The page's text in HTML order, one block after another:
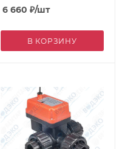
6 660 ₽/шт
В КОРЗИНУ